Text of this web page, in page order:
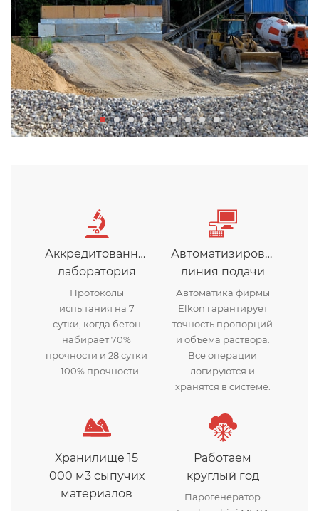
Аккредитованная
лаборатория
Протоколы
испытания на 7
сутки, когда бетон
набирает 70%
прочности и 28 сутки
- 100% прочности
Автоматизированная
линия подачи
Автоматика фирмы
Elkon гарантирует
точность пропорций
и объема раствора.
Все операции
логируются и
хранятся в системе.
Хранилище 15
000 м3 сыпучих
материалов
Работаем
круглый год
Парогенератор